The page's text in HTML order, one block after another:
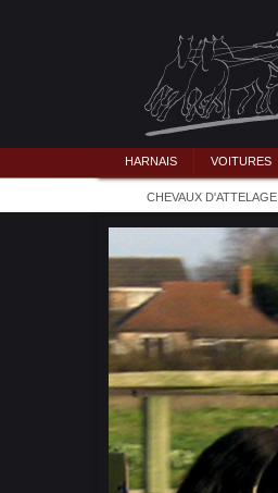
HARNAIS VOITURES
CHEVAUX D'ATTELAGE